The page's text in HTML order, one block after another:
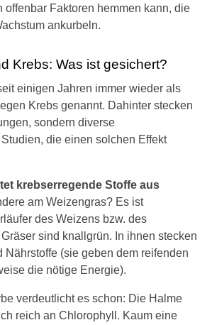
offenbar Faktoren hemmen kann, die
ankurbeln.
Krebs: Was ist gesichert?
einigen Jahren immer wieder als
Krebs genannt. Dahinter stecken
sondern diverse
die einen solchen Effekt
krebserregende Stoffe aus
am Weizengras? Es ist
des Weizens bzw. des
sind knallgrün. In ihnen stecken
Nährstoffe (sie geben dem reifenden
die nötige Energie).
verdeutlicht es schon: Die Halme
reich an Chlorophyll. Kaum eine